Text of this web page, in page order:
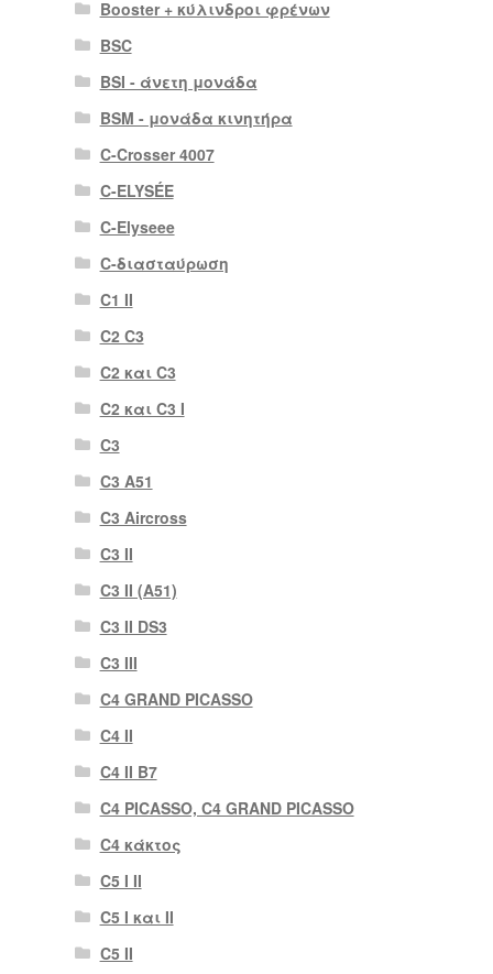
Booster + κύλινδροι φρένων
BSC
BSI - άνετη μονάδα
BSM - μονάδα κινητήρα
C-Crosser 4007
C-ELYSÉE
C-Elyseee
C-διασταύρωση
C1 II
C2 C3
C2 και C3
C2 και C3 I
C3
C3 A51
C3 Aircross
C3 II
C3 II (A51)
C3 II DS3
C3 III
C4 GRAND PICASSO
C4 II
C4 II B7
C4 PICASSO, C4 GRAND PICASSO
C4 κάκτος
C5 I II
C5 I και II
C5 II